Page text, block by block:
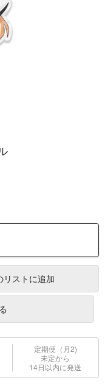
リストに追加
定期便（月2)
未定から
14日以内に発送